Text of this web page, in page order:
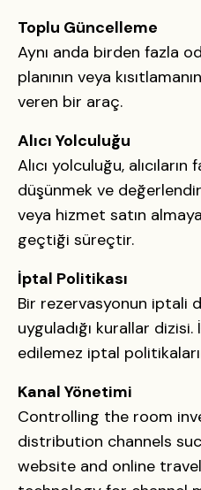
Toplu Güncelleme
Aynı anda birden fazla
planının veya
veren bir araç.
Alıcı Yolculuğu
Alıcı yolculuğu,
düşünmek ve
veya hizmet satın
geçtiği süreçtir.
İptal Politikası
Bir rezervasyonun iptali
uyguladığı kurallar
edilemez iptal
Kanal Yönetimi
Controlling the room
distribution channels
website and online